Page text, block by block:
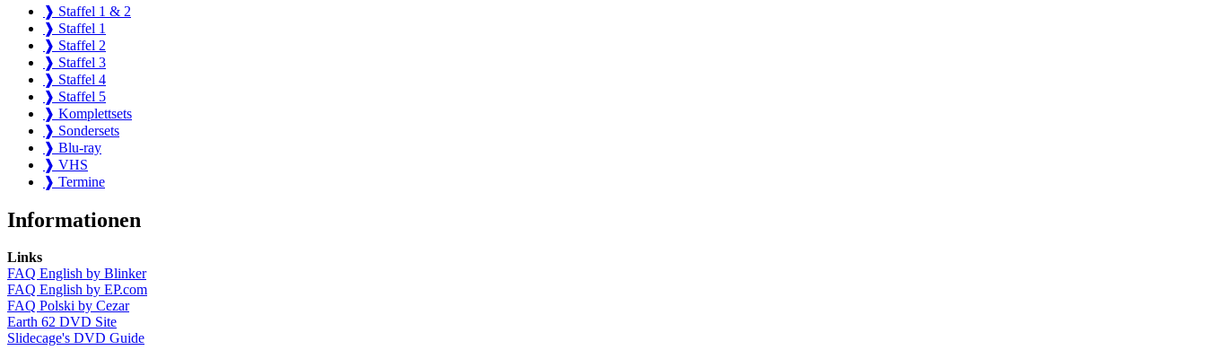
❱ Staffel 1 & 2
❱ Staffel 1
❱ Staffel 2
❱ Staffel 3
❱ Staffel 4
❱ Staffel 5
❱ Komplettsets
❱ Sondersets
❱ Blu-ray
❱ VHS
❱ Termine
Informationen
Links
FAQ English by Blinker
FAQ English by EP.com
FAQ Polski by Cezar
Earth 62 DVD Site
Slidecage's DVD Guide